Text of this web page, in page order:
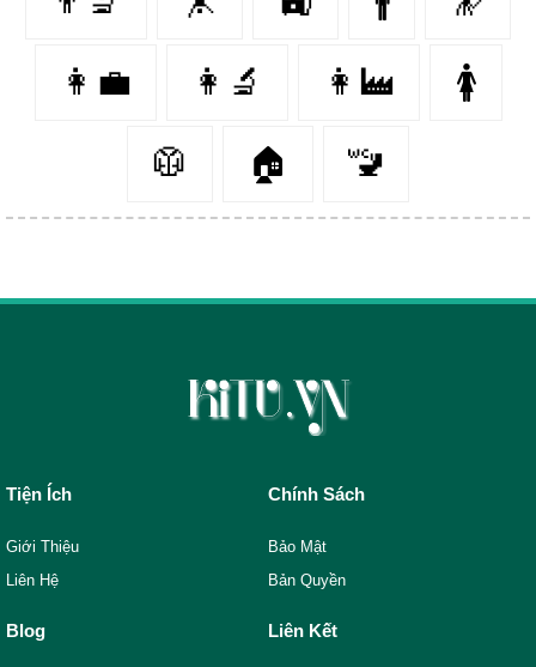
👩‍💼 👩‍🔬 👩‍🏭 🚺
🥼 🏠 🚾
Tiện Ích
Giới Thiệu
Liên Hệ
Chính Sách
Bảo Mật
Bản Quyền
Blog Liên Kết